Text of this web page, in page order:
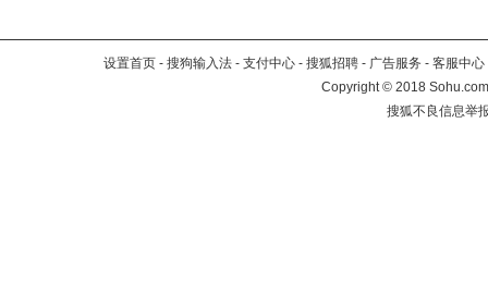
设置首页 - 搜狗输入法 - 支付中心 - 搜狐招聘 - 广告服务 - 客服中心
Copyright©2018
搜狐不良信息举